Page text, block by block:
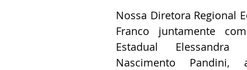
Nossa Diretora Regional
Franco juntamente
Estadual
Nascimento Pandini,